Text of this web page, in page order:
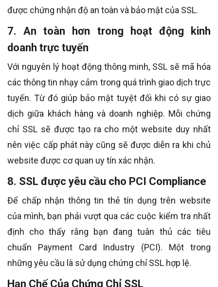
được chứng nhận độ an toàn và bảo mật của SSL.
7. An toàn hơn trong hoạt động kinh
doanh trực tuyến
Với nguyên lý hoạt động thông minh, SSL sẽ mã hóa
các thông tin nhạy cảm trong quá trình giao dịch trực
tuyến. Từ đó giúp bảo mật tuyệt đối khi có sự giao
dịch giữa khách hàng và doanh nghiệp. Mỗi chứng
chỉ SSL sẽ được tạo ra cho một website duy nhất
nên việc cấp phát này cũng sẽ được diễn ra khi chủ
website được cơ quan uy tín xác nhận.
8. SSL được yêu cầu cho PCI Compliance
Để chấp nhận thông tin thẻ tín dụng trên website
của mình, bạn phải vượt qua các cuộc kiểm tra nhất
định cho thấy rằng bạn đang tuân thủ các tiêu
chuẩn Payment Card Industry (PCI). Một trong
những yêu cầu là sử dụng chứng chỉ SSL hợp lệ.
Hạn Chế Của Chứng Chỉ SSL